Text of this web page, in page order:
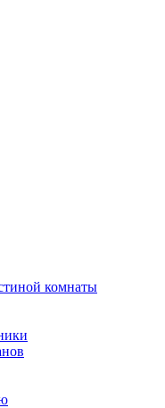
комнаты